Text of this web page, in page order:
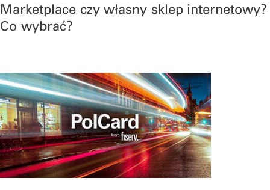
Marketplace czy własny sklep internetowy?
Co wybrać?